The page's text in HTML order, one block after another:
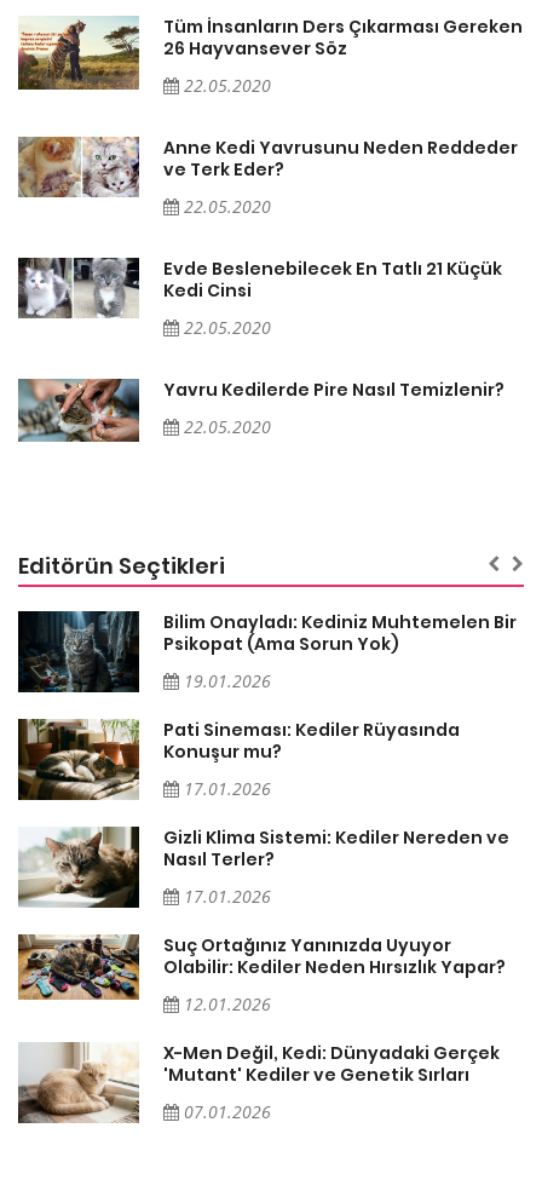
Tüm İnsanların Ders Çıkarması Gereken
26 Hayvansever Söz
22.05.2020
Anne Kedi Yavrusunu Neden Reddeder
ve Terk Eder?
22.05.2020
Evde Beslenebilecek En Tatlı 21 Küçük
Kedi Cinsi
22.05.2020
Yavru Kedilerde Pire Nasıl Temizlenir?
22.05.2020
Editörün Seçtikleri
Bilim Onayladı: Kediniz Muhtemelen Bir
Psikopat (Ama Sorun Yok)
19.01.2026
Pati Sineması: Kediler Rüyasında
Konuşur mu?
17.01.2026
Gizli Klima Sistemi: Kediler Nereden ve
Nasıl Terler?
17.01.2026
Suç Ortağınız Yanınızda Uyuyor
Olabilir: Kediler Neden Hırsızlık Yapar?
12.01.2026
X-Men Değil, Kedi: Dünyadaki Gerçek
'Mutant' Kediler ve Genetik Sırları
07.01.2026